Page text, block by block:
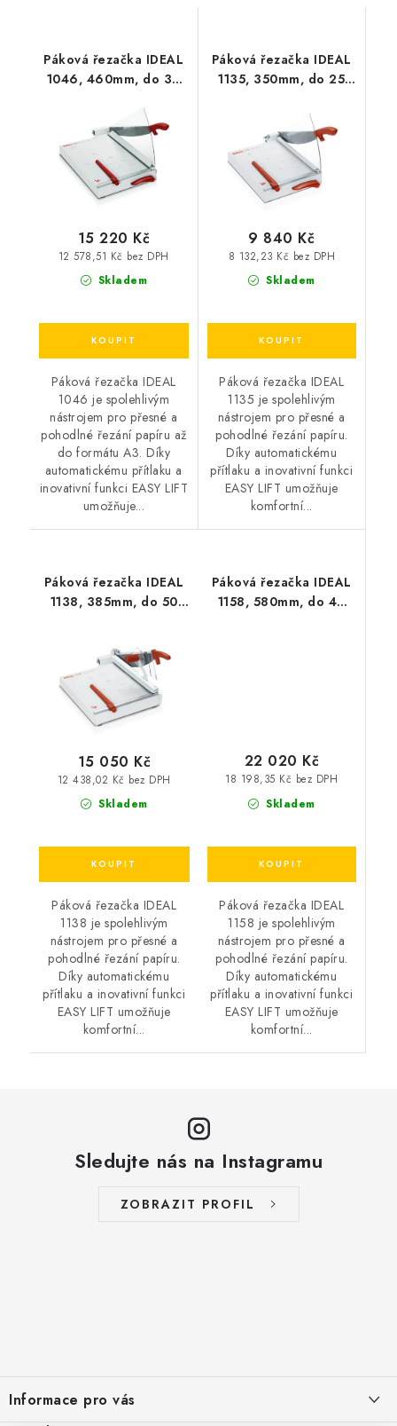
Páková řezačka IDEAL
1046, 460mm, do 30
Skladem
12 578,51 Kč bez DPH
15 220 Kč
Páková řezačka IDEAL
1046 je spolehlivým
nástrojem pro přesné a
pohodlné řezání papíru až
do formátu A3. Díky
automatickému přítlaku a
inovativní funkci EASY LIFT
umožňuje...
Páková řezačka IDEAL
1135, 350mm, do 25
Skladem
8 132,23 Kč bez DPH
9 840 Kč
Páková řezačka IDEAL
1135 je spolehlivým
nástrojem pro přesné a
pohodlné řezání papíru.
Díky automatickému
přítlaku a inovativní funkci
EASY LIFT umožňuje
komfortní...
Páková řezačka IDEAL
1138, 385mm, do 50
Skladem
12 438,02 Kč bez DPH
15 050 Kč
Páková řezačka IDEAL
1138 je spolehlivým
nástrojem pro přesné a
pohodlné řezání papíru.
Díky automatickému
přítlaku a inovativní funkci
EASY LIFT umožňuje
komfortní...
Páková řezačka IDEAL
1158, 580mm, do 40
Skladem
18 198,35 Kč bez DPH
22 020 Kč
Páková řezačka IDEAL
1158 je spolehlivým
nástrojem pro přesné a
pohodlné řezání papíru.
Díky automatickému
přítlaku a inovativní funkci
EASY LIFT umožňuje
komfortní...
Sledujte nás na Instagramu
ZOBRAZIT PROFIL
pInformace pro vás